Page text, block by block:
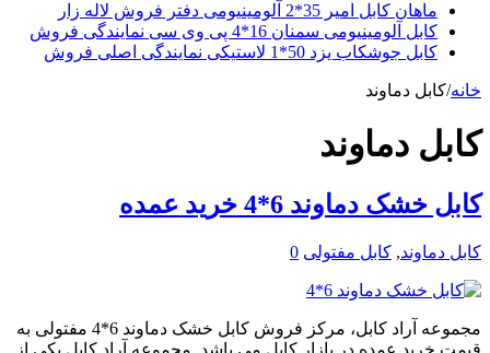
ماهان کابل امیر 35*2 آلومینیومی دفتر فروش لاله زار
کابل آلومینیومی سمنان 16*4 پی وی سی نمایندگی فروش
کابل جوشکاب یزد 50*1 لاستیکی نمایندگی اصلی فروش
خانه/کابل دماوند
کابل دماوند
کابل خشک دماوند 6*4 خرید عمده
کابل دماوند, کابل مفتولی 0
مجموعه آراد کابل، مرکز فروش کابل خشک دماوند 6*4 مفتولی به
قیمت خرید عمده در بازار کابل می باشد. مجموعه آراد کابل یکی از